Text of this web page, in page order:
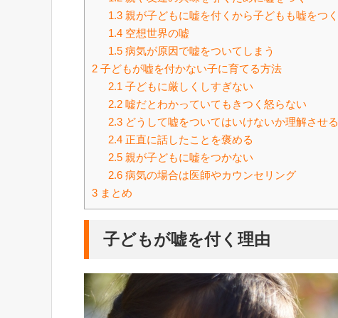
1.3親が子どもに嘘を付くから子どもも嘘をつく
1.4空想世界の嘘
1.5病気が原因で嘘をついてしまう
2 子どもが嘘を付かない子に育てる方法
2.1 子どもに厳しくしすぎない
2.2嘘だとわかっていてもきつく怒らない
2.3どうして嘘をついてはいけないか理解させる
2.4正直に話したことを褒める
2.5親が子どもに嘘をつかない
2.6病気の場合は医師やカウンセリング
3 まとめ
子どもが嘘を付く理由